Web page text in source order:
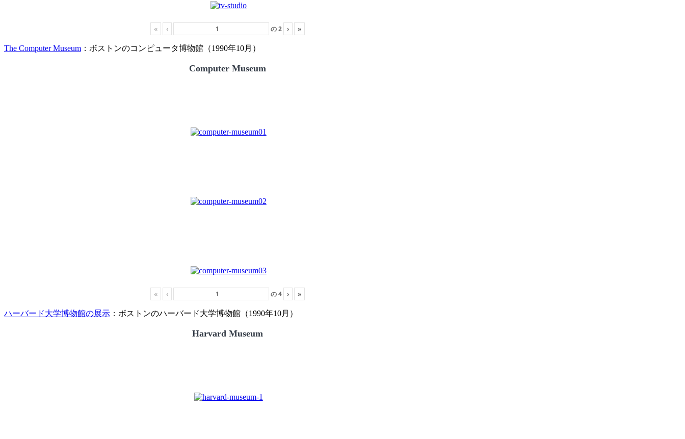
« ‹ の2 › »
The Computer Museum ：ボストンのコンピュータ博物館（1990年10月）
Computer Museum
« ‹ の4 › »
ハーバード大学博物館の展示 ：ボストンのハーバード大学博物館（1990年10月）
Harvard Museum